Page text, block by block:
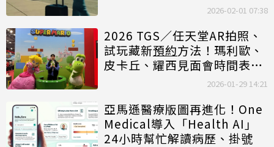
2026-02-01 07:38
2026 TGS／任天堂AR拍照、
試玩藏新預約方法！瑪利歐、
皮卡丘、耀西見面會時間表一
2026-01-29 14:21
亞馬遜醫療版圖再進化！One
Medical導入「Health AI」
24小時幫忙解讀病歷、掛號